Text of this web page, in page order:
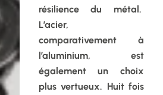
résilience du métal.
L’acier,
comparativement à
l’aluminium, est
également un choix
plus vertueux. Huit fois